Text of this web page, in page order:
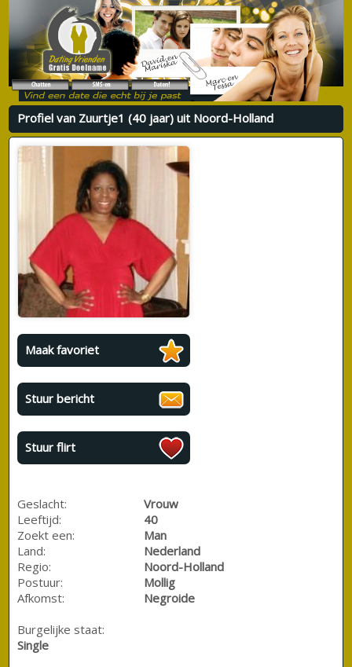
Profiel van Zuurtje1 (40 jaar) uit Noord-Holland
Maak favoriet
Stuur bericht
Stuur flirt
Geslacht:
Vrouw
Leeftijd:
40
Zoekt een:
Man
Land:
Nederland
Regio:
Noord-Holland
Postuur:
Mollig
Afkomst:
Negroide
Burgelijke staat:
Single